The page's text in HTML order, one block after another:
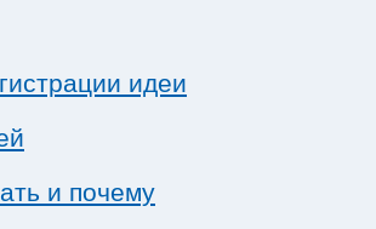
идеи
и почему